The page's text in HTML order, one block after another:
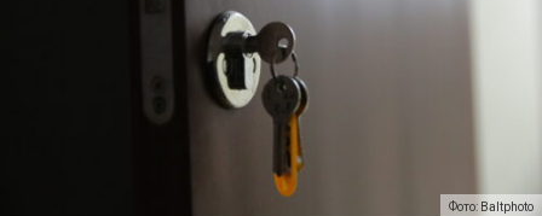
Фото: Baltphoto